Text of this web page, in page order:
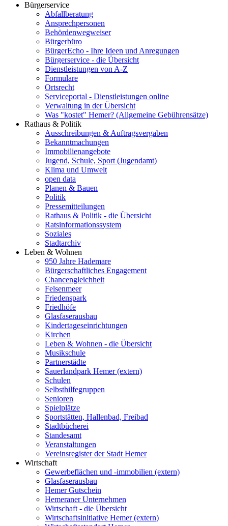
Bürgerservice
Abfallberatung
Ansprechpersonen
Behördenwegweiser
Bürgerbüro
BürgerEcho - Ihre Ideen und Anregungen
Bürgerservice - die Übersicht
Dienstleistungen von A-Z
Formulare
Ortsrecht
Serviceportal - Dienstleistungen online
Verwaltung in der Übersicht
Was "kostet" Hemer? (Allgemeine Gebührensätze)
Rathaus & Politik
Ausschreibungen & Auftragsvergaben
Bekanntmachungen
Immobilienangebote
Jugend, Schule, Sport (Jugendamt)
Klima und Umwelt
open data
Planen & Bauen
Politik
Pressemitteilungen
Rathaus & Politik - die Übersicht
Ratsinformationssystem
Soziales
Stadtarchiv
Leben & Wohnen
950 Jahre Hademare
Bürgerschaftliches Engagement
Chancengleichheit
Felsenmeer
Friedenspark
Friedhöfe
Glasfaserausbau
Kindertageseinrichtungen
Kirchen
Leben & Wohnen - die Übersicht
Musikschule
Partnerstädte
Sauerlandpark Hemer (extern)
Schulen
Selbsthilfegruppen
Senioren
Spielplätze
Sportstätten, Hallenbad, Freibad
Stadtbücherei
Standesamt
Veranstaltungen
Vereinsregister der Stadt Hemer
Wirtschaft
Gewerbeflächen und -immobilien (extern)
Glasfaserausbau
Hemer Gutschein
Hemeraner Unternehmen
Wirtschaft - die Übersicht
Wirtschaftsinitiative Hemer (extern)